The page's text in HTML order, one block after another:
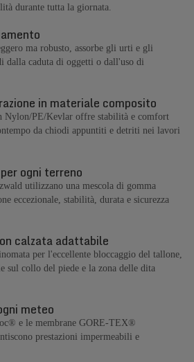
durante tutta la giornata.
ma robusto, assorbe gli urti e gli
dalla caduta di oggetti o dall'uso di
in materiale composito
Nylon/PE/Kevlar offre stabilità e comfort
da chiodi appuntiti e detriti nei lavori
ogni terreno
utilizzano una mescola di gomma
eccezionale, stabilità, durata e sicurezza
calzata adattabile
per l'eccellente bloccaggio del tallone,
sul collo del piede e la zona delle dita
meteo
e le membrane GORE-TEX®
prestazioni impermeabili e